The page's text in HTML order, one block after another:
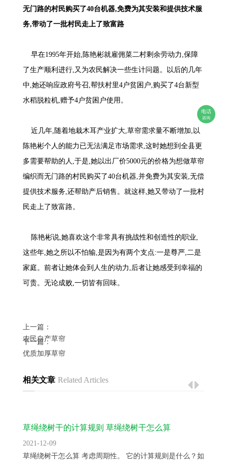
电话
咨询
无门路的村民购买了40台机器,免费为其安装和提供技术服
务,带动了一批村民走上了致富路
早在1995年开始,陈艳彬就雇佣菜二村剩余劳动力,保障
了生产顺利进行,又为农民解决一些生计问题。以后的几年
中,她还响应政府号召,帮扶村里4户贫困户,购买了4台新型
水稻脱粒机,赠予4户贫困户使用。
近几年,随着地栽木耳产业扩大,草帘需求量不断增加,以
陈艳彬个人的能力已无法满足市场需求,这时她想到全县更
多需要帮助的人,于是,她以出厂价5000元的价格为想做草帘
编织而无门路的村民购买了40台机器,并免费为其安装,无偿
提供技术服务,还帮助产后销售。就这样,她又带动了一批村
民走上了致富路。
陈艳彬说,她喜欢这个非常具有挑战性和创造性的职业,
这些年,她之所以不怕输,是因为有两个支点:一是尊严,二是
家庭。前者让她体会到人生的动力,后者让她感受到幸福的
可贵。无论成败,一切皆有回味。
上一篇：
农民自产草帘
下一篇：
优质加厚草帘
相关文章 Related Articles
草绳绕树干的计算规则 草绳绕树干怎么算
2021-12-09
草绳绕树干怎么算 考虑周期性。 它的计算规则是什么？如只知...